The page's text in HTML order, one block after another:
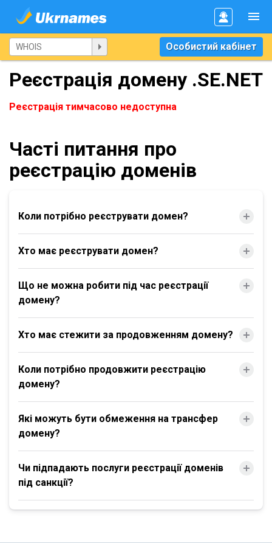
Особистий кабінет
Реєстрація домену .SE.NET
Реєстрація тимчасово недоступна
Часті питання про
реєстрацію доменів
Коли потрібно реєструвати домен?
Хто має реєструвати домен?
Що не можна робити під час реєстрації
домену?
Хто має стежити за продовженням домену?
Коли потрібно продовжити реєстрацію
домену?
Які можуть бути обмеження на трансфер
домену?
Чи підпадають послуги реєстрації доменів
під санкції?